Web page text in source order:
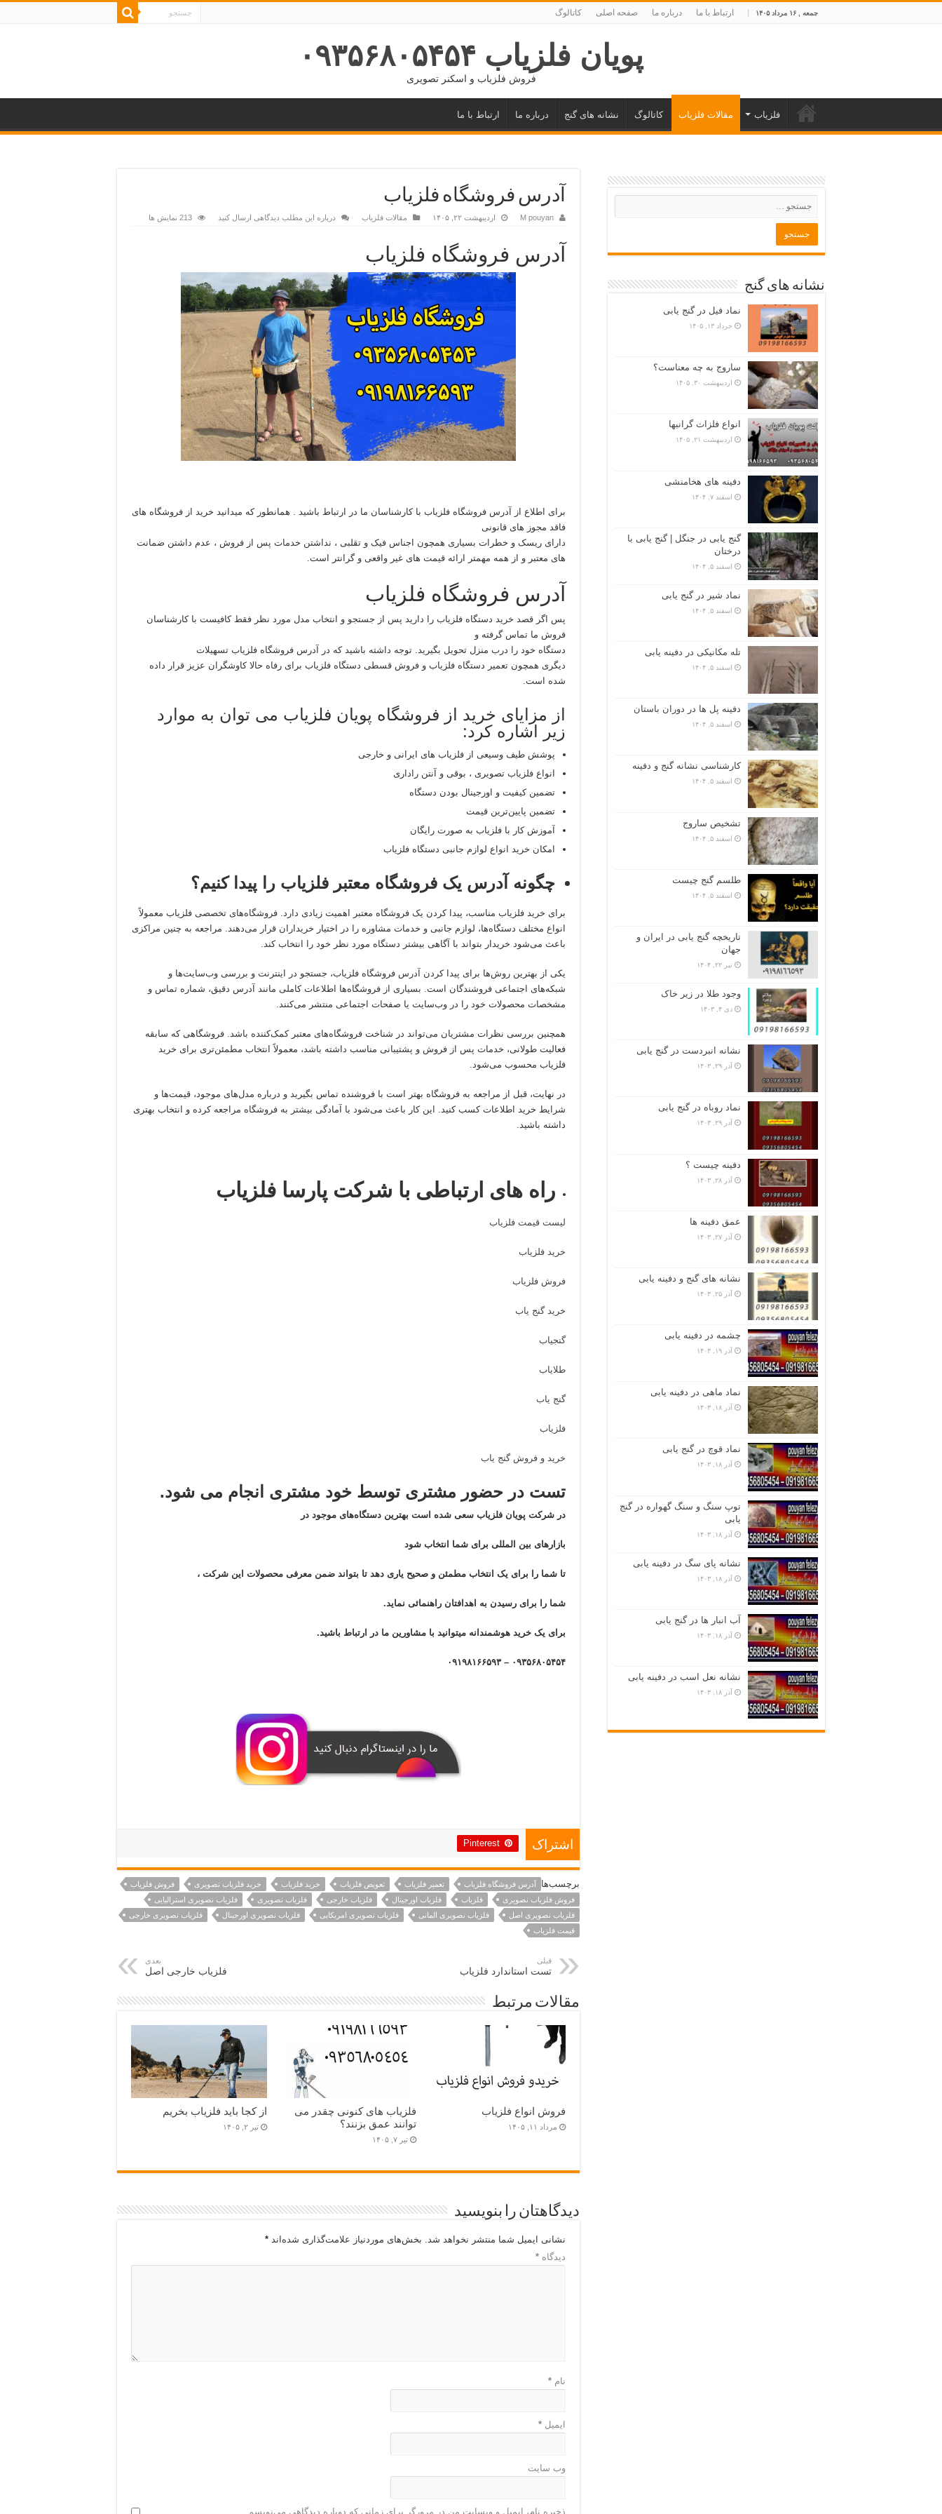
جمعه , ۱۶ مرداد ۱۴۰۵ ارتباط با ما درباره ما صفحه اصلی کاتالوگ
پویان فلزیاب ۰۹۳۵۶۸۰۵۴۵۴
فروش فلزیاب و اسکنر تصویری
فلزیاب مقالات فلزیاب کاتالوگ نشانه های گنج درباره ما ارتباط با ما
آدرس فروشگاه فلزیاب
M pouyan اردیبهشت ۲۲, ۱۴۰۵ مقالات فلزیاب درباره این مطلب دیدگاهی ارسال کنید 213 نمایش ها
آدرس فروشگاه فلزیاب
برای اطلاع از آدرس فروشگاه فلزیاب با کارشناسان ما در ارتباط باشید . همانطور که میدانید خرید از فروشگاه های
فاقد مجوز های قانونی
دارای ریسک و خطرات بسیاری همچون اجناس فیک و تقلبی ، نداشتن خدمات پس از فروش ، عدم داشتن ضمانت
های معتبر و از همه مهمتر ارائه قیمت های غیر واقعی و گرانتر است.
آدرس فروشگاه فلزیاب
پس اگر قصد خرید دستگاه فلزیاب را دارید پس از جستجو و انتخاب مدل مورد نظر فقط کافیست با کارشناسان
فروش ما تماس گرفته و
دستگاه خود را درب منزل تحویل بگیرید. توجه داشته باشید که در آدرس فروشگاه فلزیاب تسهیلات
دیگری همچون تعمیر دستگاه فلزیاب و فروش قسطی دستگاه فلزیاب برای رفاه حالا کاوشگران عزیز قرار داده
شده است.
از مزایای خرید از فروشگاه پویان فلزیاب می توان به موارد
زیر اشاره کرد:
پوشش طیف وسیعی از فلزیاب های ایرانی و خارجی
انواع فلزیاب تصویری ، بوقی و آنتن راداری
تضمین کیفیت و اورجینال بودن دستگاه
تضمین پایین‌ترین قیمت
آموزش کار با فلزیاب به صورت رایگان
امکان خرید انواع لوازم جانبی دستگاه فلزیاب
چگونه آدرس یک فروشگاه معتبر فلزیاب را پیدا کنیم؟
برای خرید فلزیاب مناسب، پیدا کردن یک فروشگاه معتبر اهمیت زیادی دارد. فروشگاه‌های تخصصی فلزیاب معمولاً
انواع مختلف دستگاه‌ها، لوازم جانبی و خدمات مشاوره را در اختیار خریداران قرار می‌دهند. مراجعه به چنین مراکزی
باعث می‌شود خریدار بتواند با آگاهی بیشتر دستگاه مورد نظر خود را انتخاب کند.
یکی از بهترین روش‌ها برای پیدا کردن آدرس فروشگاه فلزیاب، جستجو در اینترنت و بررسی وب‌سایت‌ها و
شبکه‌های اجتماعی فروشندگان است. بسیاری از فروشگاه‌ها اطلاعات کاملی مانند آدرس دقیق، شماره تماس و
مشخصات محصولات خود را در وب‌سایت یا صفحات اجتماعی منتشر می‌کنند.
همچنین بررسی نظرات مشتریان می‌تواند در شناخت فروشگاه‌های معتبر کمک‌کننده باشد. فروشگاهی که سابقه
فعالیت طولانی، خدمات پس از فروش و پشتیبانی مناسب داشته باشد، معمولاً انتخاب مطمئن‌تری برای خرید
فلزیاب محسوب می‌شود.
در نهایت، قبل از مراجعه به فروشگاه بهتر است با فروشنده تماس بگیرید و درباره مدل‌های موجود، قیمت‌ها و
شرایط خرید اطلاعات کسب کنید. این کار باعث می‌شود با آمادگی بیشتر به فروشگاه مراجعه کرده و انتخاب بهتری
داشته باشید.
راه های ارتباطی با شرکت پارسا فلزیاب
لیست قیمت فلزیاب
خرید فلزیاب
فروش فلزیاب
خرید گنج یاب
گنجیاب
طلایاب
گنج یاب
فلزیاب
خرید و فروش گنج یاب
تست در حضور مشتری توسط خود مشتری انجام می شود.
در شرکت پویان فلزیاب سعی شده است بهترین دستگاه‌های موجود در
بازار‌های بین المللی برای شما انتخاب شود
تا شما را برای یک انتخاب مطمئن و صحیح یاری دهد تا بتواند ضمن معرفی محصولات این شرکت ،
شما را برای رسیدن به اهدافتان راهنمائی نماید.
برای یک خرید هوشمندانه میتوانید با مشاورین ما در ارتباط باشید.
۰۹۳۵۶۸۰۵۴۵۴ – ۰۹۱۹۸۱۶۶۵۹۳
اشتراک Pinterest
برچسب‌ها آدرس فروشگاه فلزیاب تعمیر فلزیاب تعویض فلزیاب خرید فلزیاب خرید فلزیاب نصویری
فروش فلزیاب
فروش فلزیاب نصویری
فلزیاب فلزیاب اورجینال فلزیاب خارجی فلزیاب نصویری
فلزیاب نصویری استرالیایی
فلزیاب نصویری اصل
فلزیاب نصویری المانی فلزیاب نصویری امریکایی فلزیاب نصویری اورجینال
فلزیاب نصویری خارجی
قیمت فلزیاب
قبلی
تست استاندارد فلزیاب
بعدی
فلزیاب خارجی اصل
مقالات مرتبط
فروش انواع فلزیاب
مرداد ۱۱, ۱۴۰۵
فلزیاب های کنونی چقدر می
توانند عمق بزنند؟
تیر ۷, ۱۴۰۵
از کجا باید فلزیاب بخریم
تیر ۲, ۱۴۰۵
دیدگاهتان را بنویسید
نشانی ایمیل شما منتشر نخواهد شد. بخش‌های موردنیاز علامت‌گذاری شده‌اند *
دیدگاه *
نام *
ایمیل *
وب‌ سایت
ذخیره نام، ایمیل و وبسایت من در مرورگر برای زمانی که دوباره دیدگاهی می‌نویسم.
نشانه های گنج
نماد فیل در گنج یابی
خرداد ۱۳, ۱۴۰۵
ساروج به چه معناست؟
اردیبهشت ۳۰, ۱۴۰۵
انواع فلزات گرانبها
اردیبهشت ۲۱, ۱۴۰۵
دفینه های هخامنشی
اسفند ۷, ۱۴۰۴
گنج یابی در جنگل | گنج یابی با
درختان
اسفند ۵, ۱۴۰۴
نماد شیر در گنج یابی
اسفند ۵, ۱۴۰۴
تله مکانیکی در دفینه یابی
اسفند ۵, ۱۴۰۴
دفینه پل ها در دوران باستان
اسفند ۵, ۱۴۰۴
کارشناسی نشانه گنج و دفینه
اسفند ۵, ۱۴۰۴
تشخیص ساروج
اسفند ۵, ۱۴۰۴
طلسم گنج چیست
اسفند ۵, ۱۴۰۴
تاریخچه گنج‌ یابی در ایران و
جهان
تیر ۲۲, ۱۴۰۴
وجود طلا در زیر خاک
دی ۴, ۱۴۰۳
نشانه انبردست در گنج یابی
آذر ۲۹, ۱۴۰۳
نماد روباه در گنج یابی
آذر ۲۹, ۱۴۰۳
دفینه چیست ؟
آذر ۲۸, ۱۴۰۳
عمق دفینه ها
آذر ۲۷, ۱۴۰۳
نشانه های گنج و دفینه یابی
آذر ۲۵, ۱۴۰۳
چشمه در دفینه یابی
آذر ۱۹, ۱۴۰۳
نماد ماهی در دفینه یابی
آذر ۱۸, ۱۴۰۳
نماد قوچ در گنج یابی
آذر ۱۸, ۱۴۰۳
توپ سنگ و سنگ گهواره در گنج
یابی
آذر ۱۸, ۱۴۰۳
نشانه پای سگ در دفینه یابی
آذر ۱۸, ۱۴۰۳
آب انبار ها در گنج یابی
آذر ۱۸, ۱۴۰۳
نشانه نعل اسب در دفینه یابی
آذر ۱۸, ۱۴۰۳